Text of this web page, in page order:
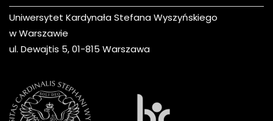
Uniwersytet Kardynała Stefana Wyszyńskiego
w Warszawie
ul. Dewajtis 5, 01-815 Warszawa